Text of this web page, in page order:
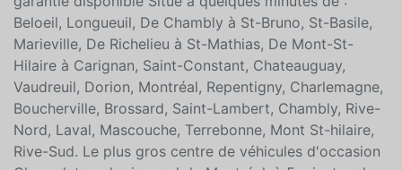
Financement sur place - 1ere, 2iem, 3iem chance au
crédit - Rapport CARFAX disponible - Prolongation de
garantie disponible Situé à quelques minutes de :
Beloeil, Longueuil, De Chambly à St-Bruno, St-Basile,
Marieville, De Richelieu à St-Mathias, De Mont-St-
Hilaire à Carignan, Saint-Constant, Chateauguay,
Vaudreuil, Dorion, Montréal, Repentigny, Charlemagne,
Boucherville, Brossard, Saint-Lambert, Chambly, Rive-